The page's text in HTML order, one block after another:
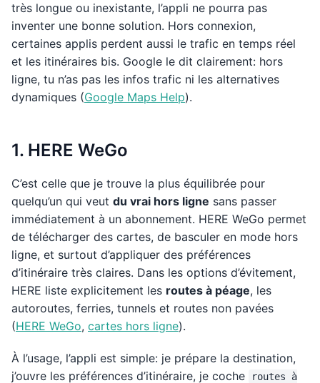
très longue ou inexistante, l’appli ne pourra pas
inventer une bonne solution. Hors connexion,
certaines applis perdent aussi le trafic en temps réel
et les itinéraires bis. Google le dit clairement: hors
ligne, tu n’as pas les infos trafic ni les alternatives
dynamiques (Google Maps Help).
1. HERE WeGo
C’est celle que je trouve la plus équilibrée pour
quelqu’un qui veut du vrai hors ligne sans passer
immédiatement à un abonnement. HERE WeGo permet
de télécharger des cartes, de basculer en mode hors
ligne, et surtout d’appliquer des préférences
d’itinéraire très claires. Dans les options d’évitement,
HERE liste explicitement les routes à péage, les
autoroutes, ferries, tunnels et routes non pavées
(HERE WeGo, cartes hors ligne).
À l’usage, l’appli est simple: je prépare la destination,
j’ouvre les préférences d’itinéraire, je coche
routes à